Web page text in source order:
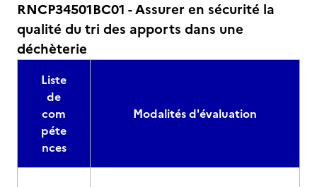
RNCP34501BC01 - Assurer en sécurité la
qualité du tri des apports dans une
déchèterie
Liste
de
com
péte
nces
Modalités d'évaluation